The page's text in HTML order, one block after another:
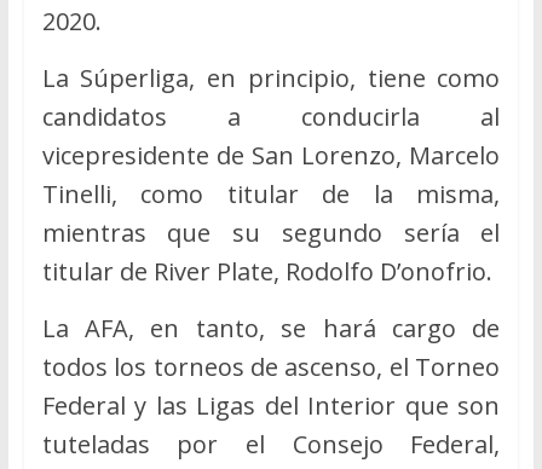
2020.
La Súperliga, en principio, tiene como
candidatos a conducirla al
vicepresidente de San Lorenzo, Marcelo
Tinelli, como titular de la misma,
mientras que su segundo sería el
titular de River Plate, Rodolfo D’onofrio.
La AFA, en tanto, se hará cargo de
todos los torneos de ascenso, el Torneo
Federal y las Ligas del Interior que son
tuteladas por el Consejo Federal,